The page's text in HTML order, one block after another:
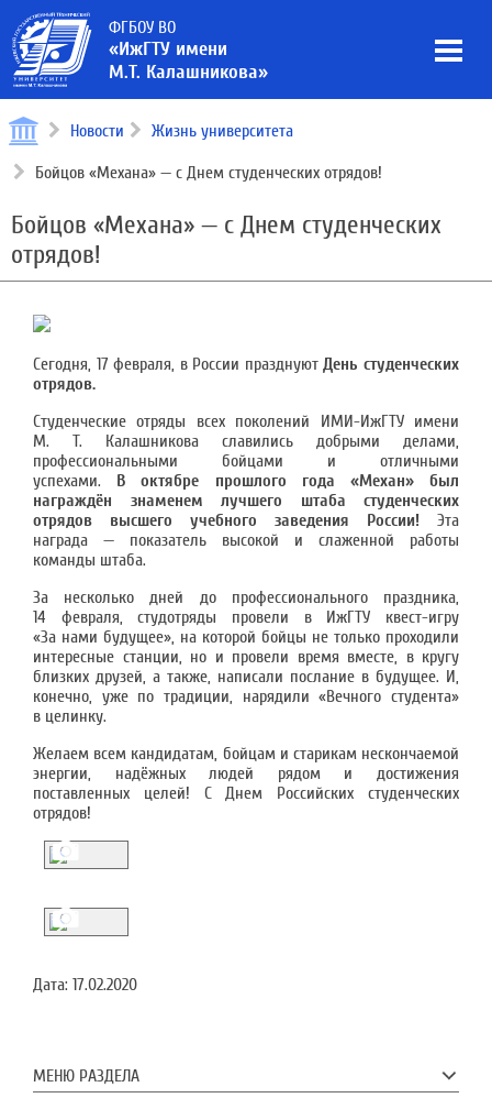
ФГБОУ ВО
«ИжГТУ имени
М.Т. Калашникова»
Новости Жизнь университета
Бойцов «Механа» — с Днем студенческих отрядов!
Бойцов «Механа» — с Днем студенческих
отрядов!
Сегодня, 17 февраля, в России празднуютДень студенческих
отрядов.
Студенческие отряды всех поколений ИМИ-ИжГТУ имени
М. Т. Калашникова славились добрыми делами,
профессиональными бойцами и отличными
успехами. В октябре прошлого года «Механ» был
награждён знаменем лучшего штаба студенческих
отрядов высшего учебного заведения России! Эта
награда — показатель высокой и слаженной работы
команды штаба.
За несколько дней до профессионального праздника,
14 февраля, студотряды провели в ИжГТУ квест-игру
«За нами будущее», на которой бойцы не только проходили
интересные станции, но и провели время вместе, в кругу
близких друзей, а также, написали послание в будущее. И,
конечно, уже по традиции, нарядили «Вечного студента»
в целинку.
Желаем всем кандидатам, бойцам и старикам нескончаемой
энергии, надёжных людей рядом и достижения
поставленных целей! С Днем Российских студенческих
отрядов!
Дата: 17.02.2020
МЕНЮ РАЗДЕЛА